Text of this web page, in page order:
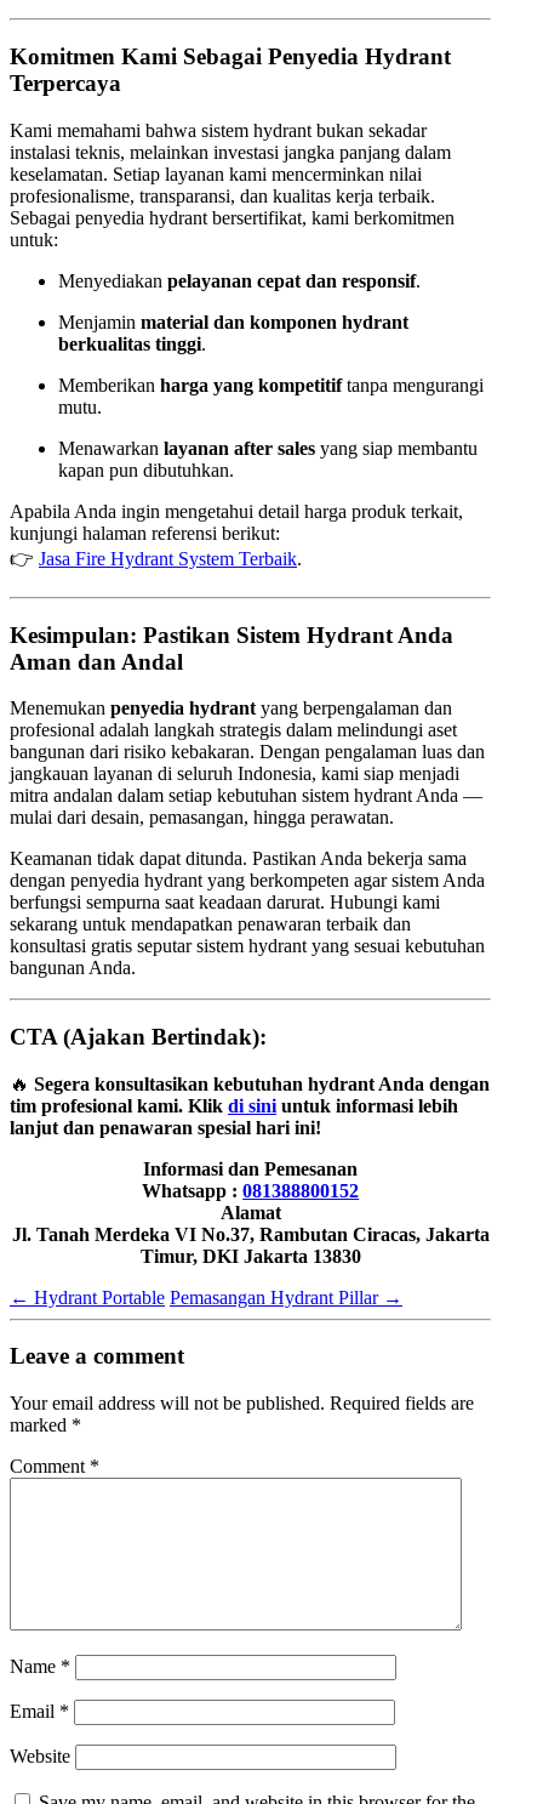
Komitmen Kami Sebagai Penyedia Hydrant
Terpercaya
Kami memahami bahwa sistem hydrant bukan sekadar
instalasi teknis, melainkan investasi jangka panjang dalam
keselamatan. Setiap layanan kami mencerminkan nilai
profesionalisme, transparansi, dan kualitas kerja terbaik.
Sebagai penyedia hydrant bersertifikat, kami berkomitmen
untuk:
Menyediakan pelayanan cepat dan responsif.
Menjamin material dan komponen hydrant
berkualitas tinggi.
Memberikan harga yang kompetitiftanpa mengurangi
mutu.
Menawarkan layanan after sales yang siap membantu
kapan pun dibutuhkan.
Apabila Anda ingin mengetahui detail harga produk terkait,
kunjungi halaman referensi berikut:
👉 Jasa Fire Hydrant System Terbaik.
Kesimpulan: Pastikan Sistem Hydrant Anda
Aman dan Andal
Menemukan penyedia hydrant yang berpengalaman dan
profesional adalah langkah strategis dalam melindungi aset
bangunan dari risiko kebakaran. Dengan pengalaman luas dan
jangkauan layanan di seluruh Indonesia, kami siap menjadi
mitra andalan dalam setiap kebutuhan sistem hydrant Anda —
mulai dari desain, pemasangan, hingga perawatan.
Keamanan tidak dapat ditunda. Pastikan Anda bekerja sama
dengan penyedia hydrant yang berkompeten agar sistem Anda
berfungsi sempurna saat keadaan darurat. Hubungi kami
sekarang untuk mendapatkan penawaran terbaik dan
konsultasi gratis seputar sistem hydrant yang sesuai kebutuhan
bangunan Anda.
CTA (Ajakan Bertindak):
🔥 Segera konsultasikan kebutuhan hydrant Anda dengan
tim profesional kami. Klik di sini untuk informasi lebih
lanjut dan penawaran spesial hari ini!
Informasi dan Pemesanan
Whatsapp :081388800152
Alamat
Jl. Tanah Merdeka VI No.37, Rambutan Ciracas, Jakarta
Timur, DKI Jakarta 13830
← Hydrant Portable Pemasangan Hydrant Pillar →
Leave a comment
Your email address will not be published. Required fields are
marked *
Comment *
Name *
Email *
Website